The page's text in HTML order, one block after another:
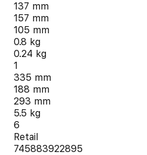
137 mm
157 mm
105 mm
0.8 kg
0.24 kg
1
335 mm
188 mm
293 mm
5.5 kg
6
Retail
745883922895